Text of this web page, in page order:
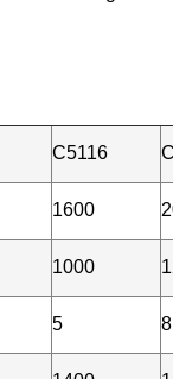
C5116
1600
1000
5 8